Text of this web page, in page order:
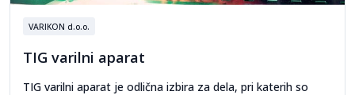
VARIKON d.o.o.
TIG varilni aparat
TIG varilni aparat je odlična izbira za dela, pri katerih so